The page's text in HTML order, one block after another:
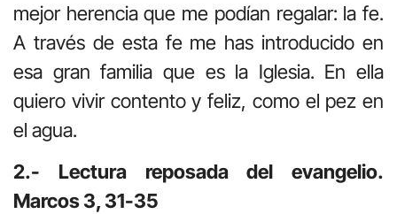
mejor herencia que me podían regalar: la fe.
A través de esta fe me has introducido en
esa gran familia que es la Iglesia. En ella
quiero vivir contento y feliz, como el pez en
el agua.
2.- Lectura reposada del evangelio.
Marcos 3, 31-35